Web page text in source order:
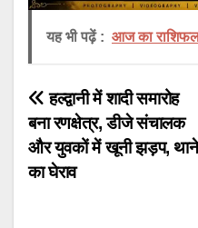
यह भी पढ़ें : आज का
Post
navigation
हल्द्वानी में शादी समारोह
बना रणक्षेत्र, डीजे संचालक
और युवकों में खूनी झड़प, थाने
का घेराव